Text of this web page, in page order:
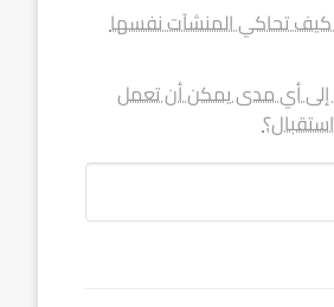
كيف تحاكي المنشآت نفسها
إلى أي مدى يمكن أن تعمل